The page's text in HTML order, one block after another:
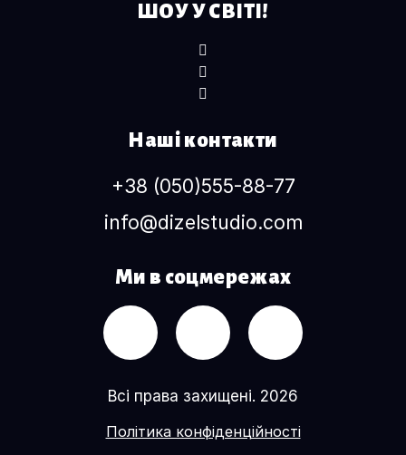
ШОУ У СВІТІ!
Наші контакти
+38 (050)555-88-77
info@dizelstudio.com
Ми в соцмережах
Всі права захищені. 2026
Політика конфіденційності